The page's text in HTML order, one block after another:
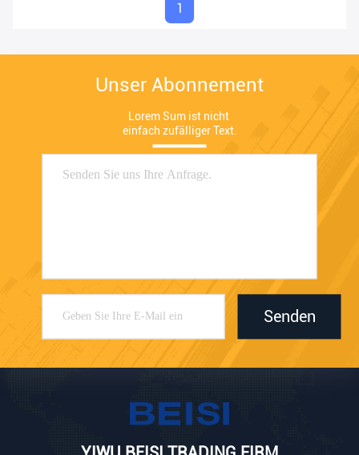
1
Unser Abonnement
Lorem Sum ist nicht
einfach zufälliger Text.
Senden